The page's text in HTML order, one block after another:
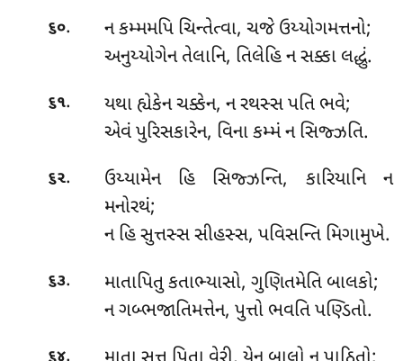
૬૦.
ન કમ્મમપિ ચિન્તેત્વા, ચજે ઉય્યોગમત્તનો;
અનુય્યોગેન તેલાનિ, તિલેહિ ન સક્કા લદ્ધું.
૬૧. યથા હ્યેકેન ચક્કેન, ન રથસ્સ પતિ ભવે;
એવં પુરિસકારેન, વિના કમ્મં ન સિજ્ઝતિ.
૬૨.
ઉય્યામેન હિ સિજ્ઝન્તિ, કારિયાનિ ન
મનોરથં;
ન હિ સુત્તસ્સ સીહસ્સ, પવિસન્તિ મિગામુખે.
૬૩. માતાપિતુકતાભ્યાસો, ગુણિતમેતિ બાલકો;
ન ગબ્ભજાતિમત્તેન, પુત્તો ભવતિ પણ્ડિતો.
૬૪